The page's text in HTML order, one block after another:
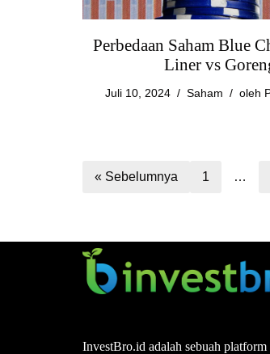
Perbedaan Saham Blue
Liner vs
Juli 10, 2024 Saham oleh
« Sebelumnya 1 …
InvestBro.id adalah sebuah